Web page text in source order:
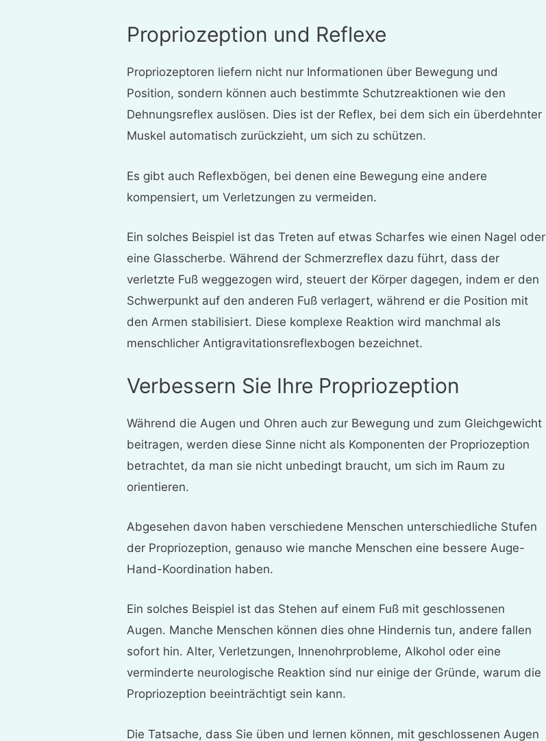
Propriozeption und Reflexe
Propriozeptoren liefern nicht nur Informationen über Bewegung und
Position, sondern können auch bestimmte Schutzreaktionen wie den
Dehnungsreflex auslösen. Dies ist der Reflex, bei dem sich ein überdehnter
Muskel automatisch zurückzieht, um sich zu schützen.
Es gibt auch Reflexbögen, bei denen eine Bewegung eine andere
kompensiert, um Verletzungen zu vermeiden.
Ein solches Beispiel ist das Treten auf etwas Scharfes wie einen Nagel oder
eine Glasscherbe. Während der Schmerzreflex dazu führt, dass der
verletzte Fuß weggezogen wird, steuert der Körper dagegen, indem er den
Schwerpunkt auf den anderen Fuß verlagert, während er die Position mit
den Armen stabilisiert. Diese komplexe Reaktion wird manchmal als
menschlicher Antigravitationsreflexbogen bezeichnet.
Verbessern Sie Ihre Propriozeption
Während die Augen und Ohren auch zur Bewegung und zum Gleichgewicht
beitragen, werden diese Sinne nicht als Komponenten der Propriozeption
betrachtet, da man sie nicht unbedingt braucht, um sich im Raum zu
orientieren.
Abgesehen davon haben verschiedene Menschen unterschiedliche Stufen
der Propriozeption, genauso wie manche Menschen eine bessere Auge-
Hand-Koordination haben.
Ein solches Beispiel ist das Stehen auf einem Fuß mit geschlossenen
Augen. Manche Menschen können dies ohne Hindernis tun, andere fallen
sofort hin. Alter, Verletzungen, Innenohrprobleme, Alkohol oder eine
verminderte neurologische Reaktion sind nur einige der Gründe, warum die
Propriozeption beeinträchtigt sein kann.
Die Tatsache, dass Sie üben und lernen können, mit geschlossenen Augen